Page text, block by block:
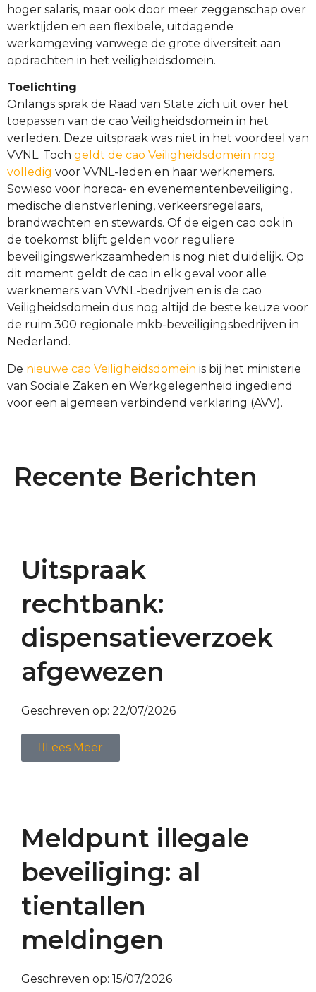
hoger salaris, maar ook door meer zeggenschap over
werktijden en een flexibele, uitdagende
werkomgeving vanwege de grote diversiteit aan
opdrachten in het veiligheidsdomein.
Toelichting
Onlangs sprak de Raad van State zich uit over het
toepassen van de cao Veiligheidsdomein in het
verleden. Deze uitspraak was niet in het voordeel van
VVNL. Toch geldt de cao Veiligheidsdomein nog
volledig voor VVNL-leden en haar werknemers.
Sowieso voor horeca- en evenementenbeveiliging,
medische dienstverlening, verkeersregelaars,
brandwachten en stewards. Of de eigen cao ook in
de toekomst blijft gelden voor reguliere
beveiligingswerkzaamheden is nog niet duidelijk. Op
dit moment geldt de cao in elk geval voor alle
werknemers van VVNL-bedrijven en is de cao
Veiligheidsdomein dus nog altijd de beste keuze voor
de ruim 300 regionale mkb-beveiligingsbedrijven in
Nederland.
De nieuwe cao Veiligheidsdomein is bij het ministerie
van Sociale Zaken en Werkgelegenheid ingediend
voor een algemeen verbindend verklaring (AVV).
Recente Berichten
Uitspraak
rechtbank:
dispensatieverzoek
afgewezen
Geschreven op: 22/07/2026
Lees Meer
Meldpunt illegale
beveiliging: al
tientallen
meldingen
Geschreven op: 15/07/2026